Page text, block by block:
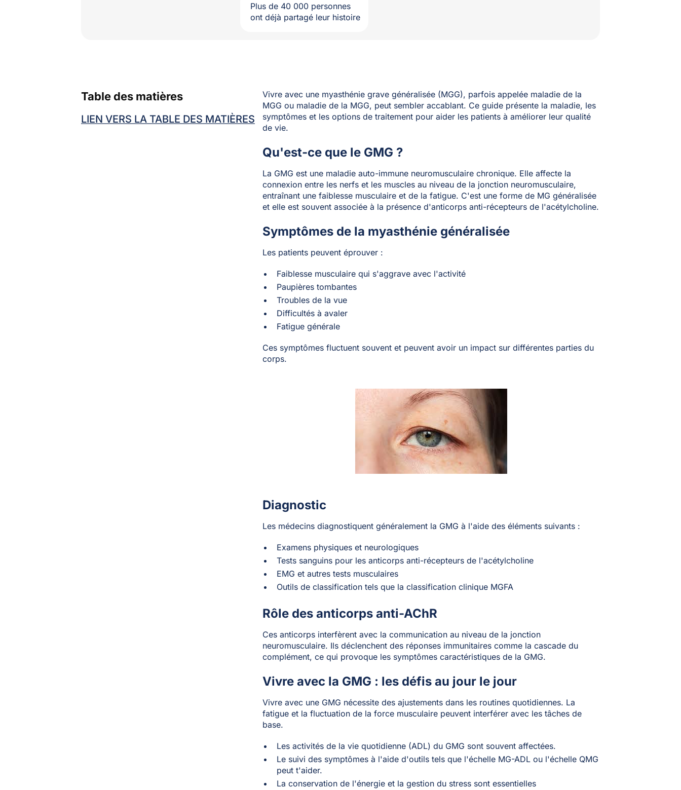
Plus de 40 000 personnes
ont déjà partagé leur histoire
Table des matières
LIEN VERS LA TABLE DES MATIÈRES
Vivre avec une myasthénie grave généralisée (MGG), parfois appelée maladie de la
MGG ou maladie de la MGG, peut sembler accablant. Ce guide présente la maladie, les
symptômes et les options de traitement pour aider les patients à améliorer leur qualité
de vie.
Qu'est-ce que le GMG ?
La GMG est une maladie auto-immune neuromusculaire chronique. Elle affecte la
connexion entre les nerfs et les muscles au niveau de la jonction neuromusculaire,
entraînant une faiblesse musculaire et de la fatigue. C'est une forme de MG généralisée
et elle est souvent associée à la présence d'anticorps anti-récepteurs de l'acétylcholine.
Symptômes de la myasthénie généralisée
Les patients peuvent éprouver :
Faiblesse musculaire qui s'aggrave avec l'activité
Paupières tombantes
Troubles de la vue
Difficultés à avaler
Fatigue générale
Ces symptômes fluctuent souvent et peuvent avoir un impact sur différentes parties du
corps.
Diagnostic
Les médecins diagnostiquent généralement la GMG à l'aide des éléments suivants :
Examens physiques et neurologiques
Tests sanguins pour les anticorps anti-récepteurs de l'acétylcholine
EMG et autres tests musculaires
Outils de classification tels que la classification clinique MGFA
Rôle des anticorps anti-AChR
Ces anticorps interfèrent avec la communication au niveau de la jonction
neuromusculaire. Ils déclenchent des réponses immunitaires comme la cascade du
complément, ce qui provoque les symptômes caractéristiques de la GMG.
Vivre avec la GMG : les défis au jour le jour
Vivre avec une GMG nécessite des ajustements dans les routines quotidiennes. La
fatigue et la fluctuation de la force musculaire peuvent interférer avec les tâches de
base.
Les activités de la vie quotidienne (ADL) du GMG sont souvent affectées.
Le suivi des symptômes à l'aide d'outils tels que l'échelle MG-ADL ou l'échelle QMG
peut t'aider.
La conservation de l'énergie et la gestion du stress sont essentielles